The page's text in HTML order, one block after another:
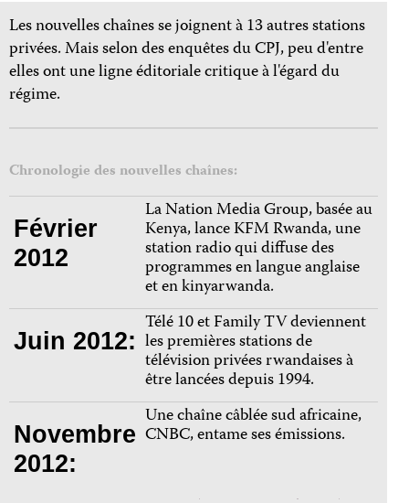
Les nouvelles chaînes se joignent à 13 autres stations
privées. Mais selon des enquêtes du CPJ, peu d'entre
elles ont une ligne éditoriale critique à l'égard du
régime.
Chronologie des nouvelles chaînes:
Février
2012
La Nation Media Group, basée au
Kenya, lance KFM Rwanda, une
station radio qui diffuse des
programmes en langue anglaise
et en kinyarwanda.
Juin 2012:
Télé 10 et Family TV deviennent
les premières stations de
télévision privées rwandaises à
être lancées depuis 1994.
Novembre
2012:
Une chaîne câblée sud africaine,
CNBC, entame ses émissions.